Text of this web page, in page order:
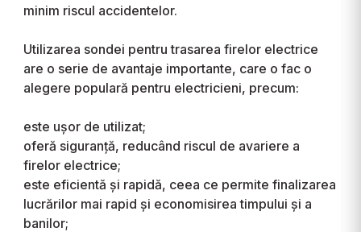
minim riscul accidentelor.
Utilizarea sondei pentru trasarea firelor electrice
are o serie de avantaje importante, care o fac o
alegere populară pentru electricieni, precum:
este ușor de utilizat;
oferă siguranță, reducând riscul de avariere a
firelor electrice;
este eficientă și rapidă, ceea ce permite finalizarea
lucrărilor mai rapid și economisirea timpului și a
banilor;